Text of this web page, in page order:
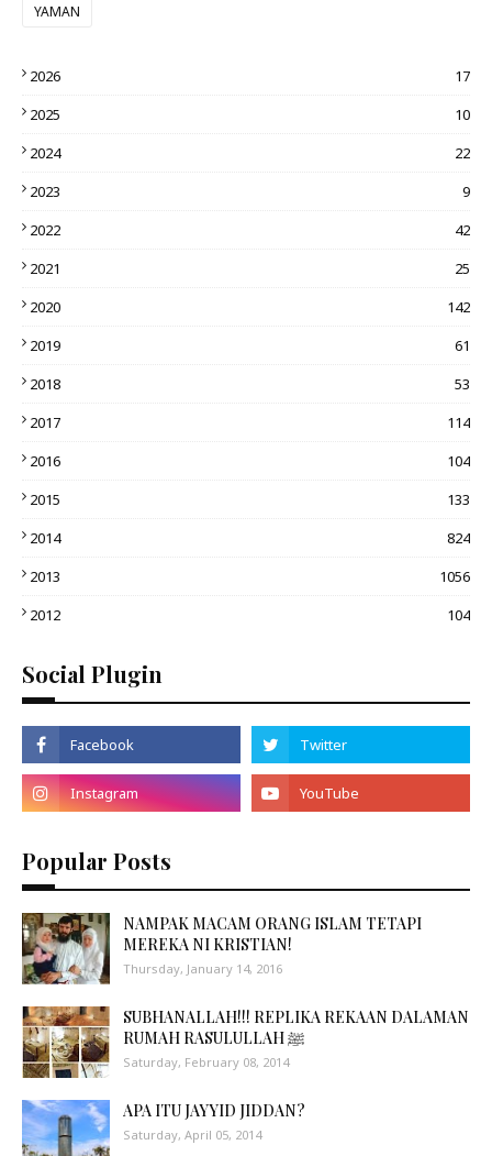
YAMAN
2026
17
2025
10
2024
22
2023
9
2022
42
2021
25
2020
142
2019
61
2018
53
2017
114
2016
104
2015
133
2014
824
2013
1056
2012
104
Social Plugin
Popular Posts
NAMPAK MACAM ORANG ISLAM TETAPI
MEREKA NI KRISTIAN!
Thursday, January 14, 2016
SUBHANALLAH!!! REPLIKA REKAAN DALAMAN
RUMAH RASULULLAH ﷺ
Saturday, February 08, 2014
APA ITU JAYYID JIDDAN?
Saturday, April 05, 2014